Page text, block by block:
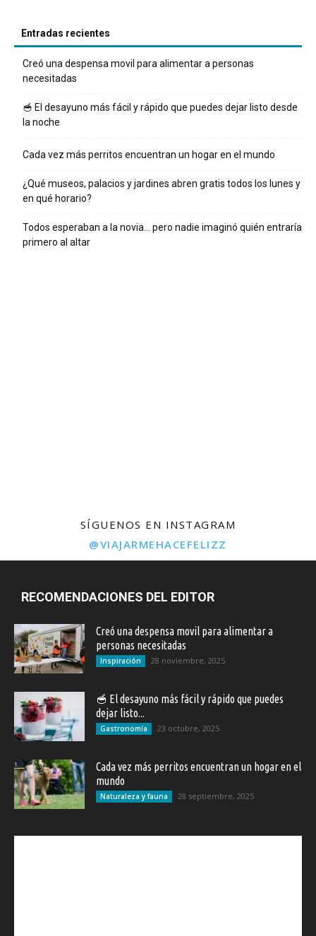
Entradas recientes
Creó una despensa movil para alimentar a personas
necesitadas
🥣 El desayuno más fácil y rápido que puedes dejar listo desde
la noche
Cada vez más perritos encuentran un hogar en el mundo
¿Qué museos, palacios y jardines abren gratis todos los lunes y
en qué horario?
Todos esperaban a la novia… pero nadie imaginó quién entraría
primero al altar
SÍGUENOS EN INSTAGRAM
@VIAJARMEHACEFELIZZ
RECOMENDACIONES DEL EDITOR
Creó una despensa movil para alimentar a
personas necesitadas
Inspiración 28 noviembre, 2025
🥣 El desayuno más fácil y rápido que puedes
dejar listo...
Gastronomía 23 octubre, 2025
Cada vez más perritos encuentran un hogar en el
mundo
Naturaleza y fauna 28 septiembre, 2025